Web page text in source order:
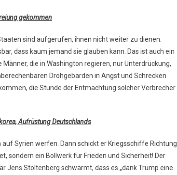
gekommen
sind aufgerufen, ihnen nicht weiter zu dienen.
dass kaum jemand sie glauben kann. Das ist auch ein
die in Washington regieren, nur Unterdrückung,
Drohgebärden in Angst und Schrecken
die Stunde der Entmachtung solcher Verbrecher
Aufrüstung Deutschlands
Syrien werfen. Dann schickt er Kriegsschiffe Richtung
sondern ein Bollwerk für Frieden und Sicherheit! Der
Jens Stoltenberg schwärmt, dass es „dank Trump eine